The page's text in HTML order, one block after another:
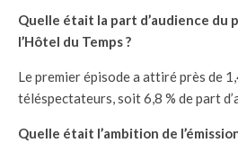
Quelle était la part d’audience du
l’Hôtel du Temps ?
Le premier épisode a attiré près de
téléspectateurs, soit 6,8 % de part
Quelle était l’ambition de